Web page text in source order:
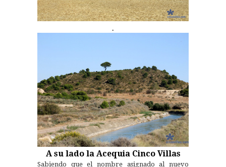
.
A su lado la Acequia Cinco Villas
Sabiendo que el nombre asignado al nuevo